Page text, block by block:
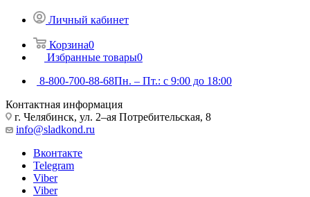
Личный кабинет
Корзина0
Избранные товары0
8-800-700-88-68Пн. – Пт.: с 9:00 до 18:00
Контактная информация
г. Челябинск, ул. 2–ая Потребительская, 8
info@sladkond.ru
Вконтакте
Telegram
Viber
Viber